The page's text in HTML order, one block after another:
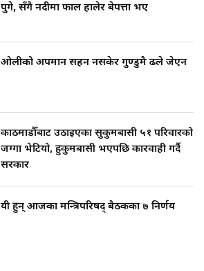
पुगे, सँगै नदीमा फाल हालेर बेपत्ता भए
ओलीको अपमान सहन नसकेर गुण्डुमै ढले जेएन
काठमाडौँबाट उठाइएका सुकुमबासी ५१ परिवारको
जग्गा भेटियो, हुकुमबासी भएपछि कारवाही गर्दै
सरकार
यी हुन् आजका मन्त्रिपरिषद् बैठकका ७ निर्णय